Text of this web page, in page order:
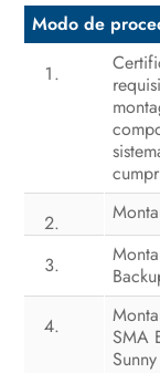
Modo de
SMA